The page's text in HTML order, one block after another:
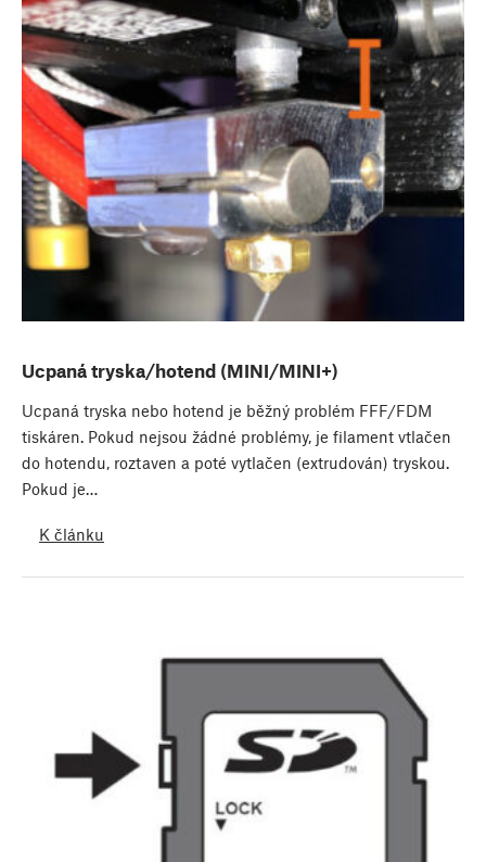
Ucpaná tryska/hotend (MINI/MINI+)
Ucpaná tryska nebo hotend je běžný problém FFF/FDM
tiskáren. Pokud nejsou žádné problémy, je filament vtlačen
do hotendu, roztaven a poté vytlačen (extrudován) tryskou.
Pokud je…
K článku